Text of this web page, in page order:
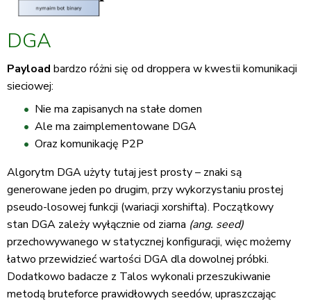
DGA
Payload bardzo różni się od droppera w kwestii komunikacji
sieciowej:
Nie ma zapisanych na stałe domen
Ale ma zaimplementowane DGA
Oraz komunikację P2P
Algorytm DGA użyty tutaj jest prosty – znaki są
generowane jeden po drugim, przy wykorzystaniu prostej
pseudo-losowej funkcji (wariacji xorshifta). Początkowy
stan DGA zależy wyłącznie od ziarna (ang. seed)
przechowywanego w statycznej konfiguracji, więc możemy
łatwo przewidzieć wartości DGA dla dowolnej próbki.
Dodatkowo badacze z Talos wykonali przeszukiwanie
metodą bruteforce prawidłowych seedów, upraszczając